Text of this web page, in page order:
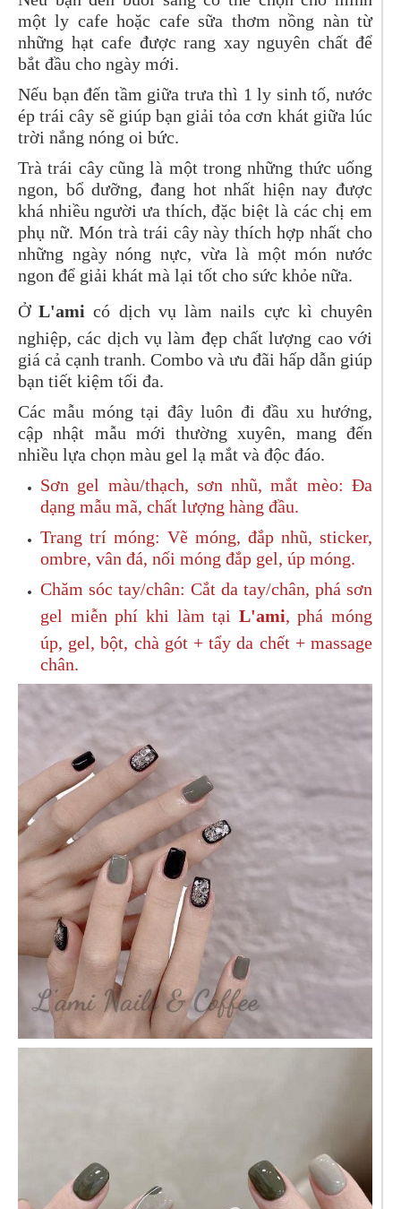
một ly cafe hoặc cafe sữa thơm nồng nàn từ
những hạt cafe được rang xay nguyên chất để
bắt đầu cho ngày mới.
Nếu bạn đến tầm giữa trưa thì 1 ly sinh tố, nước
ép trái cây sẽ giúp bạn giải tỏa cơn khát giữa lúc
trời nắng nóng oi bức.
Trà trái cây cũng là một trong những thức uống
ngon, bổ dưỡng, đang hot nhất hiện nay được
khá nhiều người ưa thích, đặc biệt là các chị em
phụ nữ. Món trà trái cây này thích hợp nhất cho
những ngày nóng nực, vừa là một món nước
ngon để giải khát mà lại tốt cho sức khỏe nữa.
ỞL'amicó dịch vụ làm nails cực kì chuyên
nghiệp, các dịch vụ làm đẹp chất lượng cao với
giá cả cạnh tranh. Combo và ưu đãi hấp dẫn giúp
bạn tiết kiệm tối đa.
Các mẫu móng tại đây luôn đi đầu xu hướng,
cập nhật mẫu mới thường xuyên, mang đến
nhiều lựa chọn màu gel lạ mắt và độc đáo.
Sơn gel màu/thạch, sơn nhũ, mắt mèo: Đa
dạng mẫu mã, chất lượng hàng đầu.
Trang trí móng: Vẽ móng, đắp nhũ, sticker,
ombre, vân đá, nối móng đắp gel, úp móng.
Chăm sóc tay/chân: Cắt da tay/chân, phá sơn
gel miễn phí khi làm tại L'ami, phá móng
úp, gel, bột, chà gót + tẩy da chết + massage
chân.